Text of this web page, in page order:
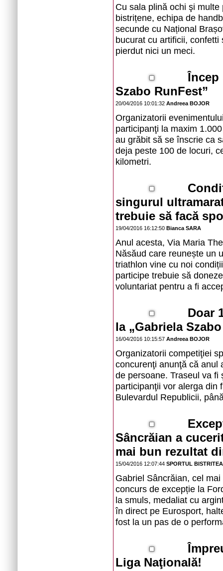
Cu sala plină ochi şi
bistrițene, echipa de
secunde cu Național
bucurat cu artificii,
pierdut nici un meci.
Încep
Szabo RunFest”
20/04/2016 10:01:32 Andreea BOJOR
Organizatorii
participanţi la maxim
au grăbit să se înscrie ca
deja peste 100 de locuri,
kilometri.
singurul
trebuie să facă
19/04/2016 16:12:50 Bianca SARA
Anul acesta, Via Maria
Năsăud care reunește un
triathlon vine cu noi
participe trebuie să
voluntariat pentru a fi
Doar
la „Gabriela
16/04/2016 10:15:57 Andreea BOJOR
Organizatorii competiţiei
concurenţi anunţă că anul
de persoane. Traseul va
participanţii vor alerga din
Bulevardul Republicii,
Sâncrăian a
mai bun rezultat
15/04/2016 12:07:44 SPORTUL
Gabriel Sâncrăian, cel
concurs de excepție la
la smuls, medaliat cu
în direct pe Eurosport,
fost la un pas de o
Liga Naţională!